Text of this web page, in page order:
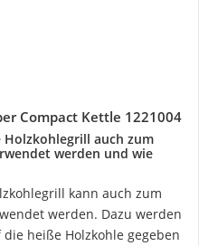
Compact Kettle 1221004
Holzkohlegrill auch zum
werden und wie
kann auch zum
werden. Dazu werden
heiße Holzkohle gegeben